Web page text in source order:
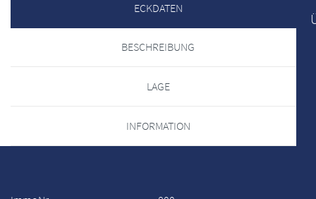
ECKDATEN
BESCHREIBUNG
LAGE
INFORMATION